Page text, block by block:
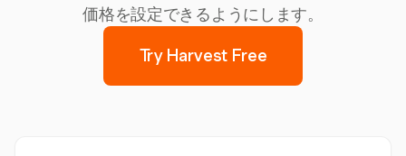
価格を設定できるようにします。
Try Harvest Free